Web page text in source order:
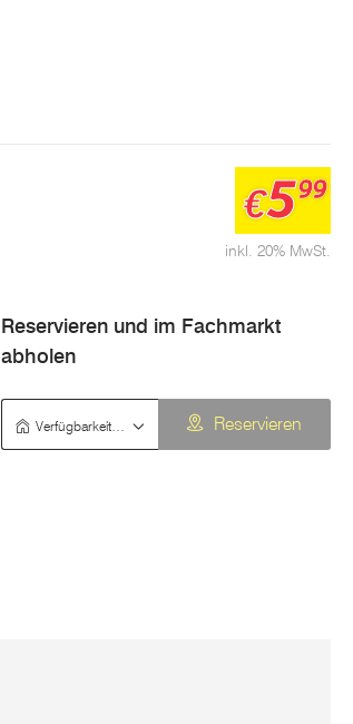
inkl. 20% MwSt.
€599
Reservieren und im Fachmarkt
abholen
Reservieren